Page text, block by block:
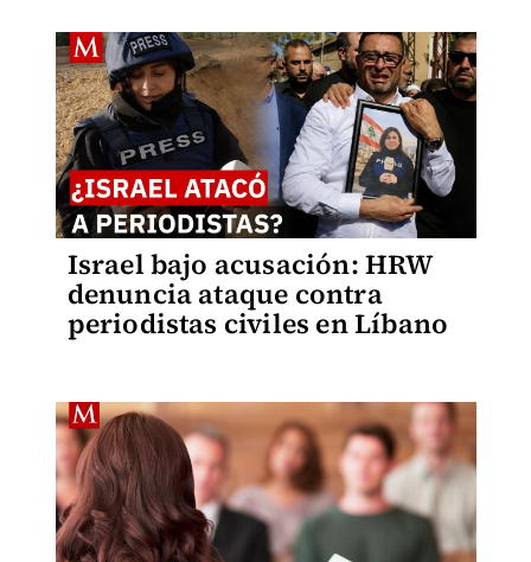
Israel bajo acusación: HRW
denuncia ataque contra
periodistas civiles en Líbano